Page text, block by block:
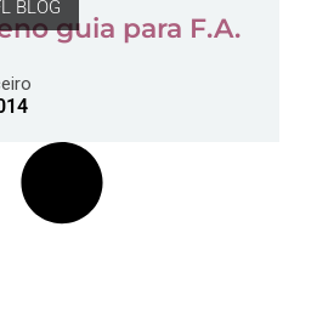
BLOG
guia para F.A.